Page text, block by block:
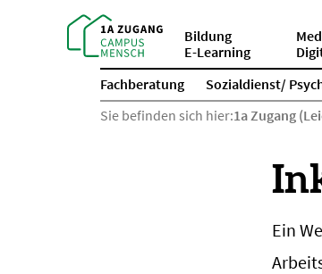
Bildung
E-Learning
Fachberatung Sozialdienst/
Sie befinden sich hier:1a Zugang
Ein